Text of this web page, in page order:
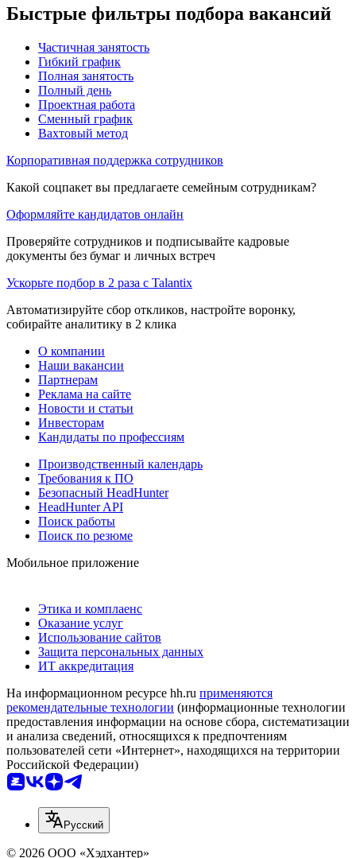
Быстрые фильтры подбора вакансий
Частичная занятость
Гибкий график
Полная занятость
Полный день
Проектная работа
Сменный график
Вахтовый метод
Корпоративная поддержка сотрудников
Какой соцпакет вы предлагаете семейным сотрудникам?
Оформляйте кандидатов онлайн
Проверяйте сотрудников и подписывайте кадровые
документы без бумаг и личных встреч
Ускорьте подбор в 2 раза с Talantix
Автоматизируйте сбор откликов, настройте воронку,
собирайте аналитику в 2 клика
О компании
Наши вакансии
Партнерам
Реклама на сайте
Новости и статьи
Инвесторам
Кандидаты по профессиям
Производственный календарь
Требования к ПО
Безопасный HeadHunter
HeadHunter API
Поиск работы
Поиск по резюме
Мобильное приложение
Этика и комплаенс
Оказание услуг
Использование сайтов
Защита персональных данных
ИТ аккредитация
На информационном ресурсе hh.ru применяются
рекомендательные технологии (информационные технологии
предоставления информации на основе сбора, систематизации
и анализа сведений, относящихся к предпочтениям
пользователей сети «Интернет», находящихся на территории
Российской Федерации)
Русский
© 2026 ООО «Хэдхантер»